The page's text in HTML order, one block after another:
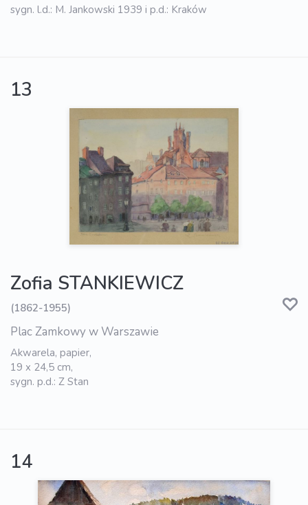
sygn. l.d.: M. Jankowski 1939 i p.d.: Kraków
13
Zofia STANKIEWICZ
(1862-1955)
Plac Zamkowy w Warszawie
Akwarela, papier,
19 x 24,5 cm,
sygn. p.d.: Z Stan
14